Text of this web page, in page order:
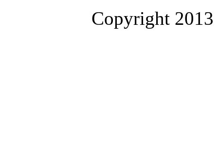
Copyright